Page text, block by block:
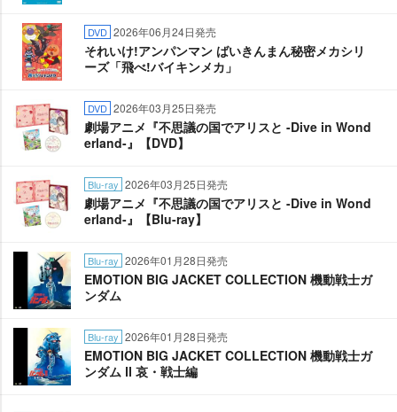
DVD 2026年06月24日発売
それいけ!アンパンマン ばいきんまん秘密メカシリ
ーズ「飛べ!バイキンメカ」
DVD 2026年03月25日発売
劇場アニメ『不思議の国でアリスと -Dive in Wond
erland-』【DVD】
Blu-ray 2026年03月25日発売
劇場アニメ『不思議の国でアリスと -Dive in Wond
erland-』【Blu-ray】
Blu-ray 2026年01月28日発売
EMOTION BIG JACKET COLLECTION 機動戦士ガ
ンダム
Blu-ray 2026年01月28日発売
EMOTION BIG JACKET COLLECTION 機動戦士ガ
ンダム Ⅱ 哀・戦士編